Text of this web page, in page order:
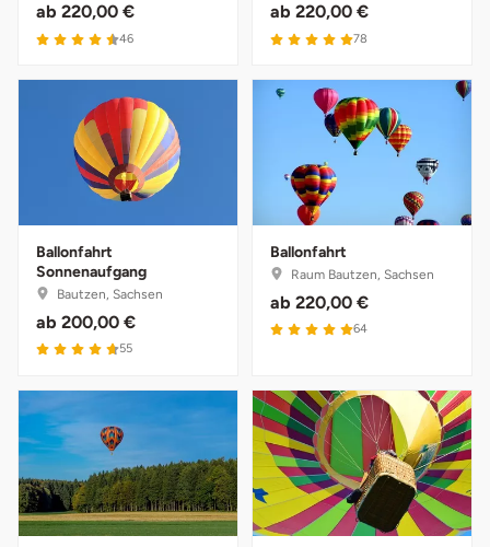
ab 220,00 €
4.5 von 5
46
ab 220,00 €
5 von 5
78
Ballonfahrt
Sonnenaufgang
Bautzen, Sachsen
ab 200,00 €
4.7 von 5
55
Ballonfahrt
Raum Bautzen, Sachsen
ab 220,00 €
5 von 5
64